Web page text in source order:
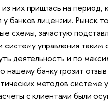
них пришлась на период,
у банков лицензии. Рынок
схемы, зачастую
систему управления
деятельность и по
нашему банку грозит
методов системе
с клиентами были